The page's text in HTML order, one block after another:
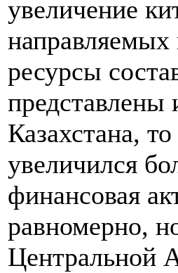
увеличение
направляемых
ресурсы
представлены
Казахстана,
увеличился
финансовая
равномерно,
Центральной